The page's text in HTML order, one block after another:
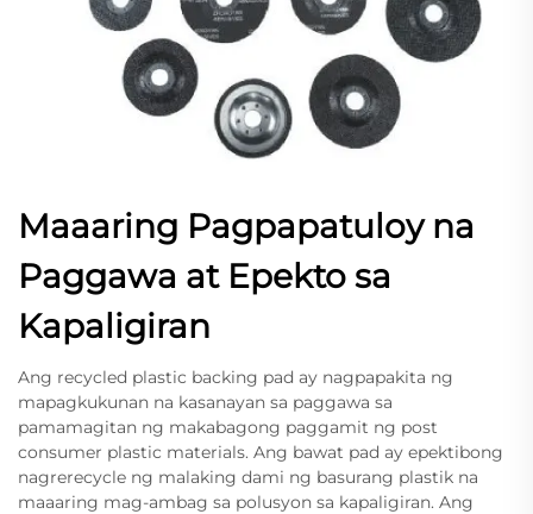
Maaaring Pagpapatuloy na
Paggawa at Epekto sa
Kapaligiran
Ang recycled plastic backing pad ay nagpapakita ng
mapagkukunan na kasanayan sa paggawa sa
pamamagitan ng makabagong paggamit ng post
consumer plastic materials. Ang bawat pad ay epektibong
nagrerecycle ng malaking dami ng basurang plastik na
maaaring mag-ambag sa polusyon sa kapaligiran. Ang